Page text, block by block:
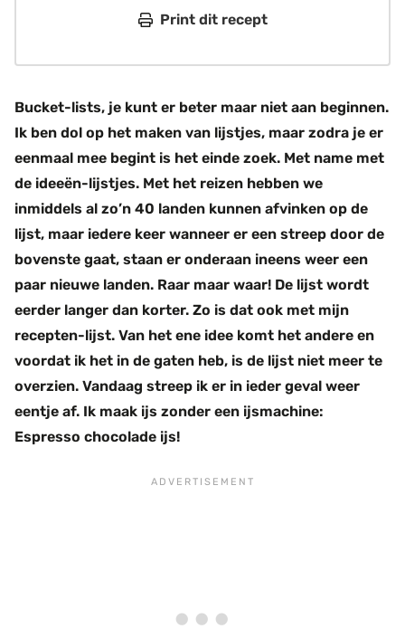
Print dit recept
Bucket-lists, je kunt er beter maar niet aan beginnen.
Ik ben dol op het maken van lijstjes, maar zodra je er
eenmaal mee begint is het einde zoek. Met name met
de ideeën-lijstjes. Met het reizen hebben we
inmiddels al zo’n 40 landen kunnen afvinken op de
lijst, maar iedere keer wanneer er een streep door de
bovenste gaat, staan er onderaan ineens weer een
paar nieuwe landen. Raar maar waar! De lijst wordt
eerder langer dan korter. Zo is dat ook met mijn
recepten-lijst. Van het ene idee komt het andere en
voordat ik het in de gaten heb, is de lijst niet meer te
overzien. Vandaag streep ik er in ieder geval weer
eentje af. Ik maak ijs zonder een ijsmachine:
Espresso chocolade ijs!